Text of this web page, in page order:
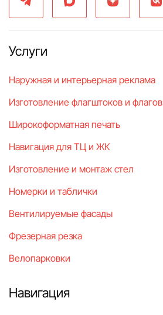
Услуги
Наружная и интерьерная реклама
Изготовление флагштоков и флагов
Широкоформатная печать
Навигация для ТЦ и ЖК
Изготовление и монтаж стел
Номерки и таблички
Вентилируемые фасады
Фрезерная резка
Велопарковки
Навигация